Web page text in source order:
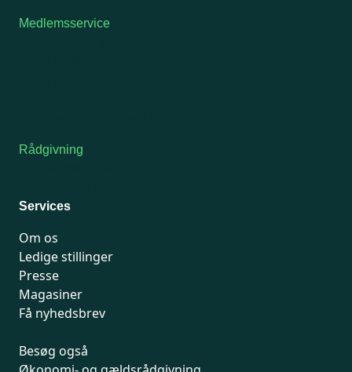
Medlemsservice
Rådgivning
Services
Om os
Ledige stillinger
Presse
Magasiner
Få nyhedsbrev
Besøg også